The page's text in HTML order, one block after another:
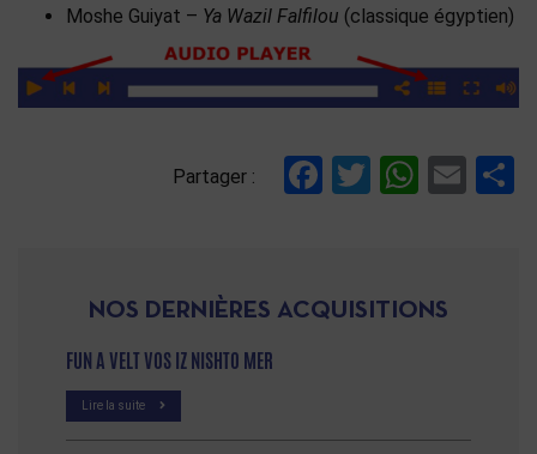
Moshe Guiyat – Ya Wazil Falfilou (classique égyptien)
Partager : Facebook
Twitter
NOS DERNIÈRES ACQUISITIONS
FUN A VELT VOS IZ NISHTO MER
Lire la suite